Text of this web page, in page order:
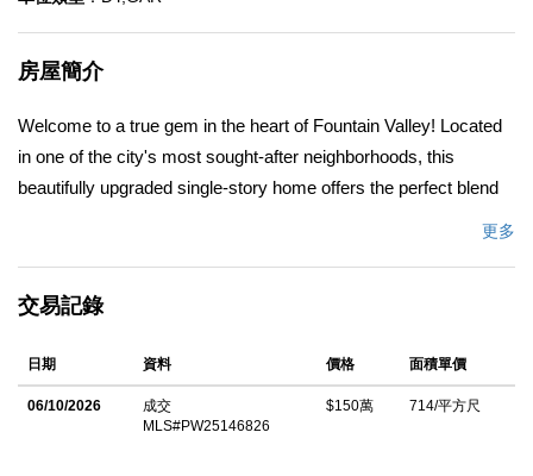
房屋簡介
Welcome to a true gem in the heart of Fountain Valley! Located
in one of the city's most sought-after neighborhoods, this
beautifully upgraded single-story home offers the perfect blend
Beach and Little Saigon, this home places you in the center of it
Inside, you will find 4 spacious bedrooms and 2 stylish
remodeled bathrooms. The upgraded kitchen boasts crisp white
cabinetry and opens to a cozy living room featuring a warm
更多
交易記錄
日期 資料 價格 面積單價
06/10/2026
成交
MLS#PW25146826
$150萬 714/平方尺